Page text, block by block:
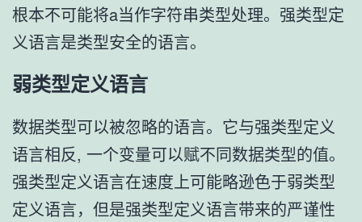
根本不可能将a当作字符串类型处理。强类型定
义语言是类型安全的语言。
弱类型定义语言
数据类型可以被忽略的语言。它与强类型定义
语言相反, 一个变量可以赋不同数据类型的值。
强类型定义语言在速度上可能略逊色于弱类型
定义语言，但是强类型定义语言带来的严谨性